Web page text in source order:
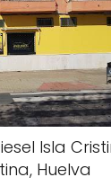
Isla
Huelva